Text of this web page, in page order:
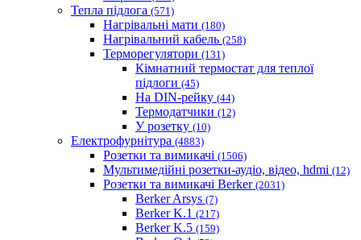
Тепла підлога (571)
Нагрівальні мати (180)
Нагрівальний кабель (258)
Терморегулятори (131)
Кімнатний термостат для теплої
підлоги (45)
На DIN-рейку (44)
Термодатчики (12)
У розетку (10)
Електрофурнітура (4883)
Розетки та вимикачі (1506)
Мультимедійні розетки-аудіо, відео, hdmi (12)
Розетки та вимикачі Berker (2031)
Berker Arsys (7)
Berker K.1 (217)
Berker K.5 (159)